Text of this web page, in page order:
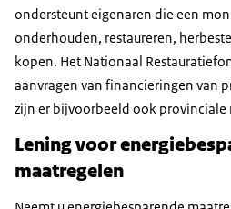
ondersteunt eigenaren die een
onderhouden, restaureren,
kopen. Het Nationaal
aanvragen van financieringen van
zijn er bijvoorbeeld ook provinciale
Lening voor
maatregelen